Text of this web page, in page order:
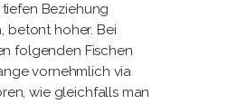
Beziehung
betont hoher. Bei
folgenden Fischen
vornehmlich via
wie gleichfalls man